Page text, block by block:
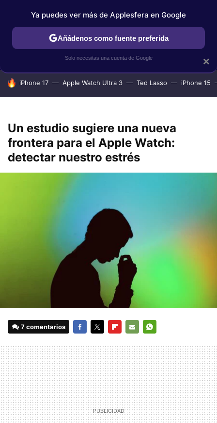
IPHONE TUTORIALES APPLESFERA SELECCIÓN
HOY SE HABLA DE
iPhone 17 Apple Watch Ultra 3 Ted Lasso iPhone 15
Un estudio sugiere una nueva
frontera para el Apple Watch:
detectar nuestro estrés
7 comentarios
MAIL
×
Ya puedes ver más de Applesfera en Google
Añádenos como fuente preferida
Solo necesitas una cuenta de Google